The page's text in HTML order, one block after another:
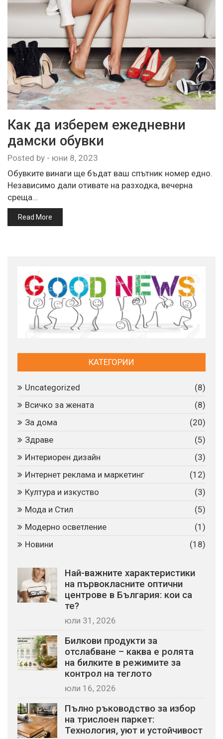
Как да изберем ежедневни
дамски обувки
Posted by - юни 8, 2023
Обувките винаги ще бъдат ваш спътник номер едно.
Независимо дали отивате на разходка, вечерна
среща…
Read More
КАТЕГОРИИ
Uncategorized
(8)
Всичко за жената
(8)
За дома
(20)
Здраве
(5)
Интериорен дизайн
(3)
Интернет реклама и маркетинг
(12)
Култура и изкуство
(3)
Мода и Стил
(5)
Модерно осветление
(1)
Новини
(18)
Най-важните характеристики
на първокласните оптични
центрове в България: кои са
те?
юли 31, 2026
Билкови продукти за
отслабване – каква е ролята
на билките в режимите за
контрол на теглото
юли 16, 2026
Пълно ръководство за избор
на трислоен паркет:
Технология, уют и устойчивост